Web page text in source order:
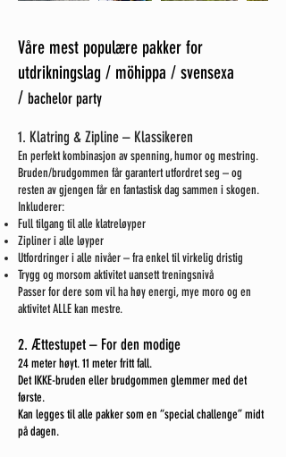
Våre mest populære pakker for
utdrikningslag / möhippa / svensexa
/ bachelor party
1. Klatring & Zipline – Klassikeren
En perfekt kombinasjon av spenning, humor og mestring.
Bruden/brudgommen får garantert utfordret seg – og
resten av gjengen får en fantastisk dag sammen i skogen.
Inkluderer:
Full tilgang til alle klatreløyper
Zipliner i alle løyper
Utfordringer i alle nivåer – fra enkel til virkelig dristig
Trygg og morsom aktivitet uansett treningsnivå
Passer for dere som vil ha høy energi, mye moro og en
aktivitet ALLE kan mestre.
2. Ættestupet – For den modige
24 meter høyt. 11 meter fritt fall.
Det IKKE-bruden eller brudgommen glemmer med det
første.
Kan legges til alle pakker som en “special challenge” midt
på dagen.